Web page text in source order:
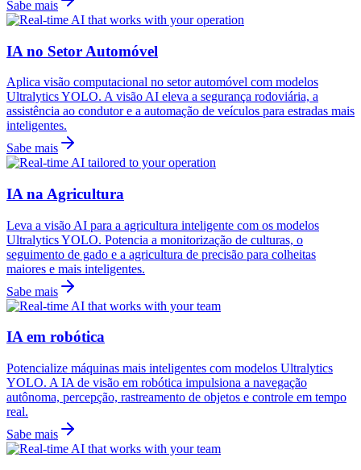
Sabe mais
IA no Setor Automóvel
Aplica visão computacional no setor automóvel com modelos
Ultralytics YOLO. A visão AI eleva a segurança rodoviária, a
assistência ao condutor e a automação de veículos para estradas mais
inteligentes.
Sabe mais
IA na Agricultura
Leva a visão AI para a agricultura inteligente com os modelos
Ultralytics YOLO. Potencia a monitorização de culturas, o
seguimento de gado e a agricultura de precisão para colheitas
maiores e mais inteligentes.
Sabe mais
IA em robótica
Potencialize máquinas mais inteligentes com modelos Ultralytics
YOLO. A IA de visão em robótica impulsiona a navegação
autônoma, percepção, rastreamento de objetos e controle em tempo
real.
Sabe mais